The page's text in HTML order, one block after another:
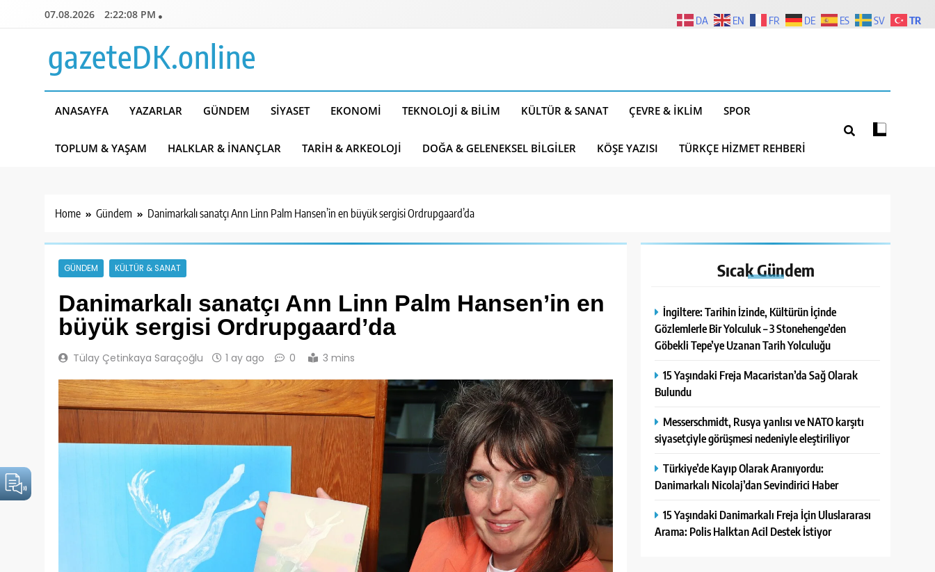
07.08.2026 2:22:10 PM
gazeteDK.online
ANASAYFA YAZARLAR GÜNDEM SIYASET EKONOMI TEKNOLOJI & BILIM KÜLTÜR & SANAT ÇEVRE & İKLIM SPOR
TOPLUM & YAŞAM HALKLAR & İNANÇLAR TARIH & ARKEOLOJI DOĞA & GELENEKSEL BILGILER KÖŞE YAZISI TÜRKÇE HIZMET REHBERI
Home Gündem Danimarkalı sanatçı Ann Linn Palm Hansen’in en büyük sergisi Ordrupgaard’da
GÜNDEM KÜLTÜR & SANAT
Danimarkalı sanatçı Ann Linn Palm Hansen’in en
büyük sergisi Ordrupgaard’da
Tülay Çetinkaya Saraçoğlu 1 ay ago 0 3 mins
SıcakGündem
İngiltere: Tarihin İzinde, Kültürün İçinde
Gözlemlerle Bir Yolculuk – 3 Stonehenge’den
Göbekli Tepe’ye Uzanan Tarih Yolculuğu
15 Yaşındaki Freja Macaristan’da Sağ Olarak
Bulundu
Messerschmidt, Rusya yanlısı ve NATO karşıtı
siyasetçiyle görüşmesi nedeniyle eleştiriliyor
Türkiye’de Kayıp Olarak Aranıyordu:
Danimarkalı Nicolaj’dan Sevindirici Haber
15 Yaşındaki Danimarkalı Freja İçin Uluslararası
Arama: Polis Halktan Acil Destek İstiyor
DA EN FR DE ES SV TR